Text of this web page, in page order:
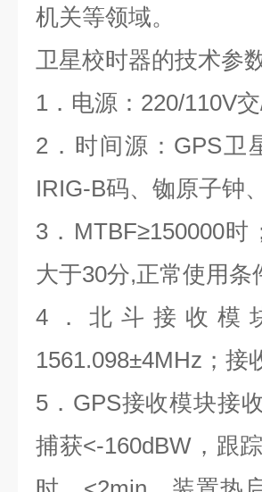
机关等领域。
卫星校时器的技术参
1 ．电源： 220/110V交
2 ．时间源： GPS卫
IRIG-B码、铷原子钟、
3 ． MTBF≥150000时
大于30分,正常使用条
4 ．北斗接收模
1561.098±4MHz ；接
5 ． GPS接收模块接
捕获<-160dBW ，跟